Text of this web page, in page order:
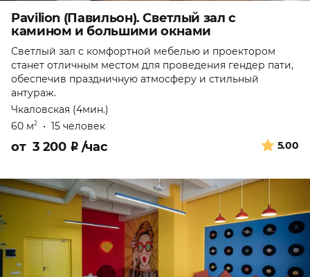
Pavilion (Павильон). Светлый зал с
камином и большими окнами
Светлый зал с комфортной мебелью и проектором
станет отличным местом для проведения гендер пати,
обеспечив праздничную атмосферу и стильный
антураж.
Чкаловская (4мин.)
60 м2 • 15 человек
5.00
от 3 200 ₽ /час